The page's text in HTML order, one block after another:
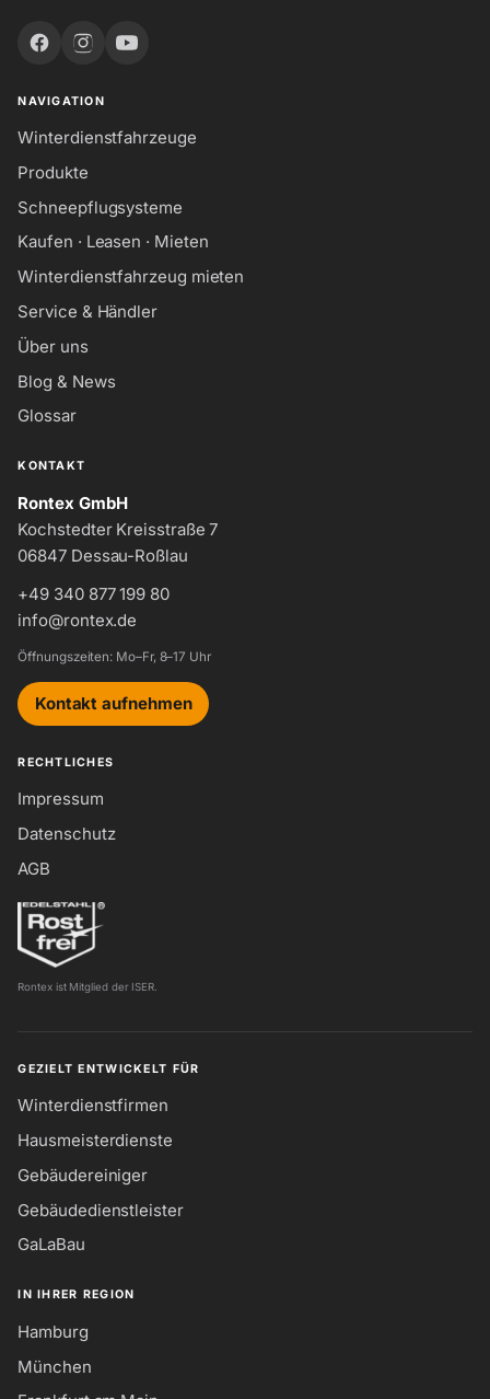
NAVIGATION
Winterdienstfahrzeuge
Produkte
Schneepflugsysteme
Kaufen · Leasen · Mieten
Winterdienstfahrzeug mieten
Service & Händler
Über uns
Blog & News
Glossar
KONTAKT
Rontex GmbH
Kochstedter Kreisstraße 7
06847 Dessau-Roßlau
+49 340 877 199 80
info@rontex.de
Öffnungszeiten: Mo–Fr, 8–17 Uhr
Kontakt aufnehmen
RECHTLICHES
Impressum
Datenschutz
AGB
Rontex ist Mitglied der ISER.
GEZIELT ENTWICKELT FÜR
Winterdienstfirmen
Hausmeisterdienste
Gebäudereiniger
Gebäudedienstleister
GaLaBau
IN IHRER REGION
Hamburg
München